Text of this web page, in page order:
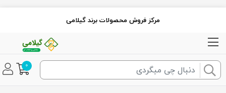
مرکز فروش محصولات برند گیلامی
0